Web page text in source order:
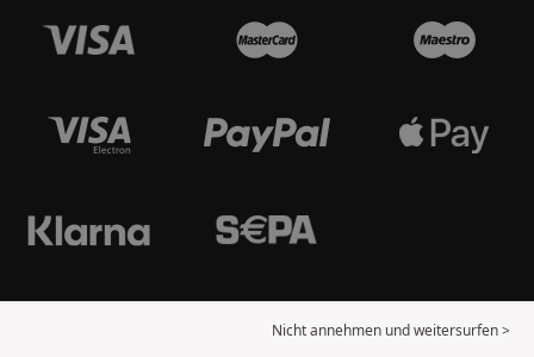
Nicht annehmen und weitersurfen >